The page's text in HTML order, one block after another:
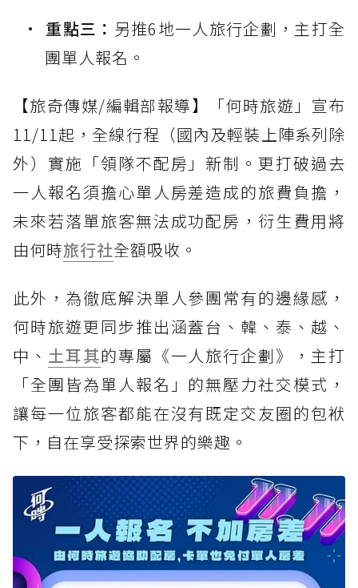
重點三： 另推6地一人旅行企劃，主打全
團單人報名。
【旅奇傳媒/編輯部報導】「何時旅遊」宣布
11/11起，全線行程（國內及輕裝上陣系列除
外）實施「領隊不配房」新制。更打破過去
一人報名須擔心單人房差造成的旅費負擔，
未來若落單旅客無法成功配房，衍生費用將
由何時旅行社全額吸收。
此外，為徹底解決單人參團常有的邊緣感，
何時旅遊更同步推出涵蓋台、韓、泰、越、
中、 土耳其的專屬《一人旅行企劃》，主打
「全團皆為單人報名」的無壓力社交模式，
讓每一位旅客都能在沒有既定交友圈的包袱
下，自在享受探索世界的樂趣。